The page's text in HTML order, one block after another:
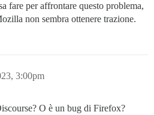
fare per affrontare questo problema,
non sembra ottenere trazione.
3:00pm
O è un bug di Firefox?